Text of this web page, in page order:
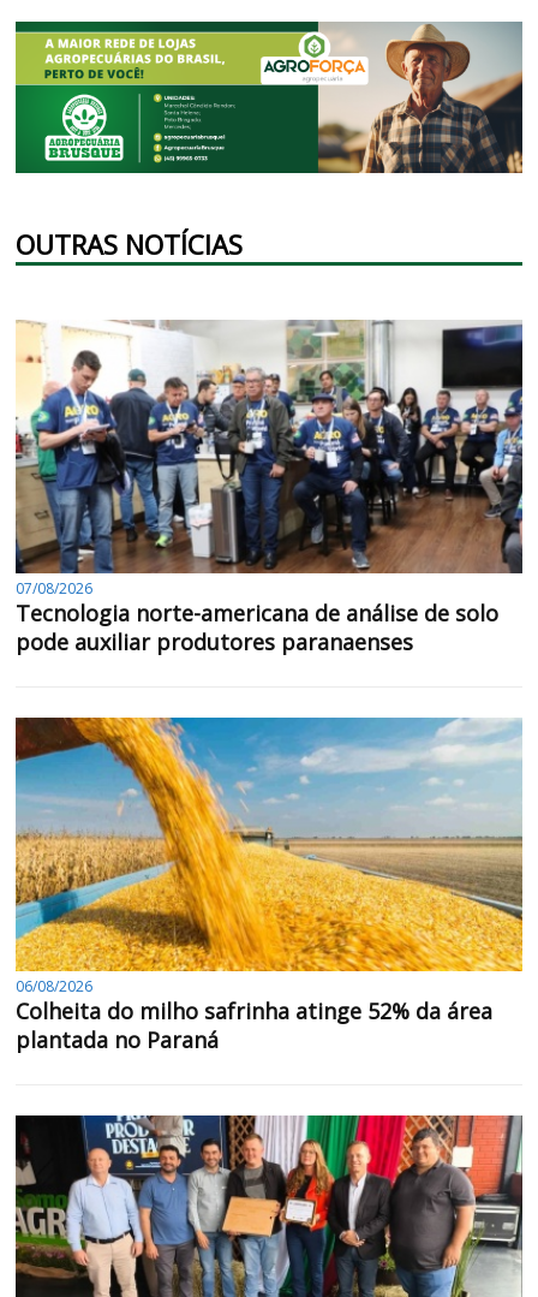
OUTRAS NOTÍCIAS
07/08/2026
Tecnologia norte-americana de análise de solo
pode auxiliar produtores paranaenses
06/08/2026
Colheita do milho safrinha atinge 52% da área
plantada no Paraná